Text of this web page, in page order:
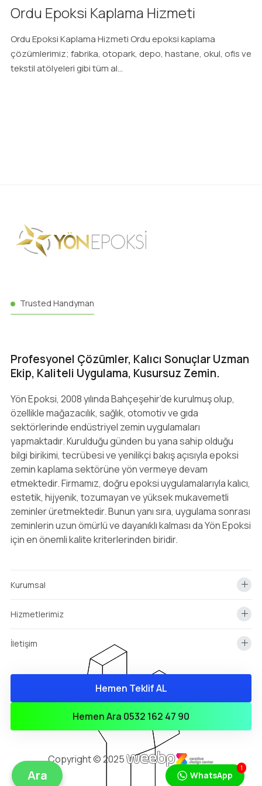
Ordu Epoksi Kaplama Hizmeti
Ordu Epoksi Kaplama Hizmeti Ordu epoksi kaplama
çözümlerimiz; fabrika, otopark, depo, hastane, okul, ofis ve
tekstil atölyeleri gibi tüm al...
Trusted Handyman
Profesyonel Çözümler, Kalıcı Sonuçlar Uzman
Ekip, Kaliteli Uygulama, Kusursuz Zemin.
Yön Epoksi, 2008 yılında Bahçeşehir’de kurulmuş olup,
özellikle mağazacılık, sağlık, otomotiv ve gıda
sektörlerinde endüstriyel zemin uygulamaları
yapmaktadır. Kurulduğu günden bu yana sahip olduğu
bilgi birikimi, tecrübesi ve yenilikçi bakış açısıyla epoksi
zemin kaplama sektörüne yön vermeye devam
etmektedir. Firmamız, doğru epoksi uygulamalarıyla kalıcı,
estetik, hijyenik, tozumayan ve yüksek mukavemetli
zeminler üretmektedir. Bunun yanı sıra, uygulama sonrası
zeminlerin uzun ömürlü ve dayanıklı kalması da Yön Epoksi
için en önemli kalite kriterlerinden biridir.
Kurumsal
Hizmetlerimiz
İletişim
Hemen Teklif AL
Hemen Ara 0532 162 47 90
Copyright © 2025
WhatsApp
1
info@yonepoksi.com
0(532) 162 47 90
Ara